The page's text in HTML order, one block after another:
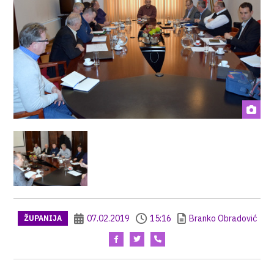
ŽUPANIJA 07.02.2019 15:16 Branko Obradović